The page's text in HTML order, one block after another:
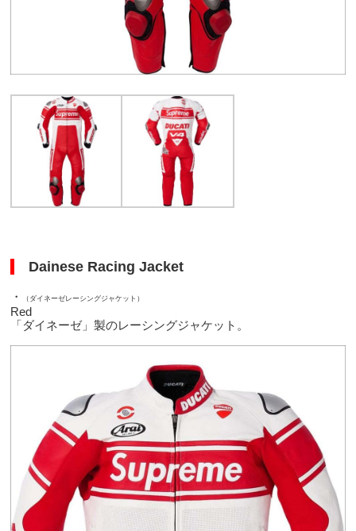
Dainese Racing Jacket
・ （ダイネーゼレーシングジャケット）
Red
「ダイネーゼ」製のレーシングジャケット。